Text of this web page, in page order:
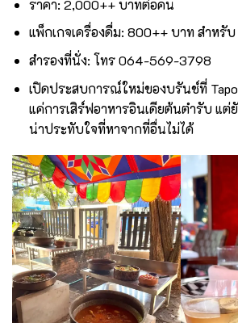
ราคา: 2,000++ บาทต่อคน
แพ็กเกจเครื่องดื่ม: 800++ บาท สำหรับ
สำรองที่นั่ง: โทร 064-569-3798
เปิดประสบการณ์ใหม่ของบรันช์ที่
แค่การเสิร์ฟอาหารอินเดียต้นตำรับ แต่
น่าประทับใจที่หาจากที่อื่นไม่ได้